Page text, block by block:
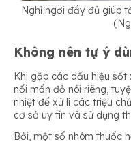
Nghỉ ngơi đầy đủ giúp
Không nên tự ý
Khi gặp các dấu hiệu
nổi mẩn đỏ nói riêng,
nhiệt để xử lí các triệu
cơ sở uy tín và sử dụng
Bởi, một số nhóm thuốc